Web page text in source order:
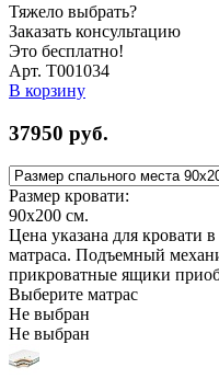
Тяжело выбрать?
Заказать консультацию
Это бесплатно!
Арт. Т001034
В корзину
37950 руб.
Размер кровати:
90x200 см.
Цена указана для кровати
матраса. Подъемный
прикроватные ящики
Выберите матрас
Не выбран
Не выбран